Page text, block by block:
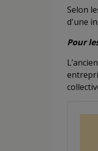
Selon
d'une
Pour